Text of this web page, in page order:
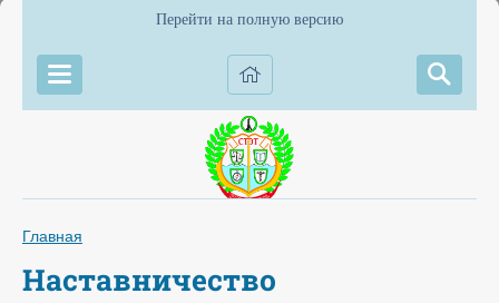
Перейти на полную версию
Главная
Наставничество